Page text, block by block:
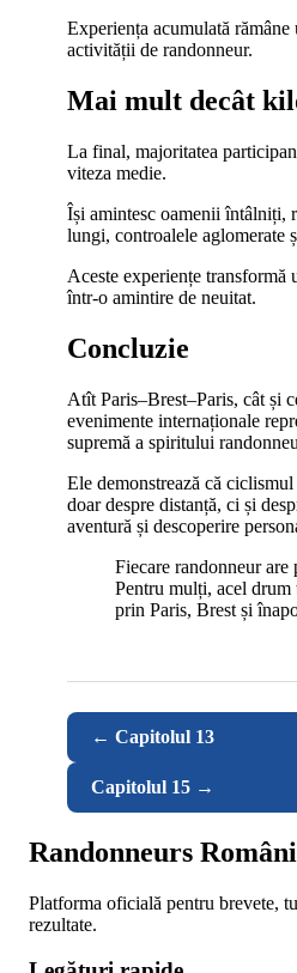
Experiența acumulată
activității de randonneur.
Mai mult decât
La final, majoritatea
viteza medie.
Își amintesc oamenii întâlniți,
lungi, controalele aglomerate
Aceste experiențe transformă
într-o amintire de neuitat.
Concluzie
Atît Paris–Brest–Paris, cât și
evenimente internaționale
supremă a spiritului
Ele demonstrează că
doar despre distanță, ci și
aventură și descoperire
Fiecare randonneur
Pentru mulți, acel drum
prin Paris, Brest și
← Capitolul 13
Capitolul 15 →
Randonneurs
Platforma oficială pentru brevete,
rezultate.